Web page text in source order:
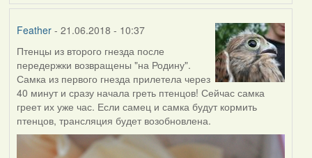
Feather- 21.06.2018 - 10:37
Птенцы из второго гнезда после
передержки возвращены "на Родину".
Самка из первого гнезда прилетела через
40 минут и сразу начала греть птенцов! Сейчас самка
греет их уже час. Если самец и самка будут кормить
птенцов, трансляция будет возобновлена.